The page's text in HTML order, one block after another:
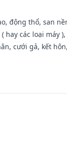
động thổ, san
hay các loại máy
cưới gả, kết